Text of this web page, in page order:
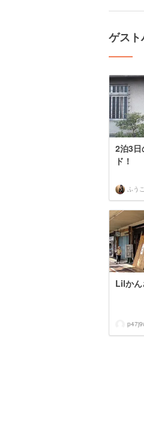
ゲス
2泊3日
ド！
ふうこ
Lilかん